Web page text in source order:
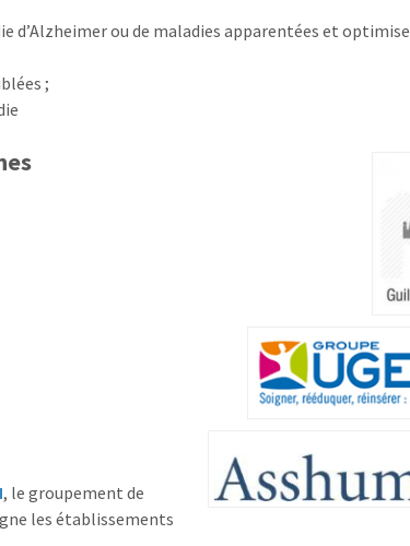
d’Alzheimer ou de maladies apparentées et
;
, le groupement de
les établissements